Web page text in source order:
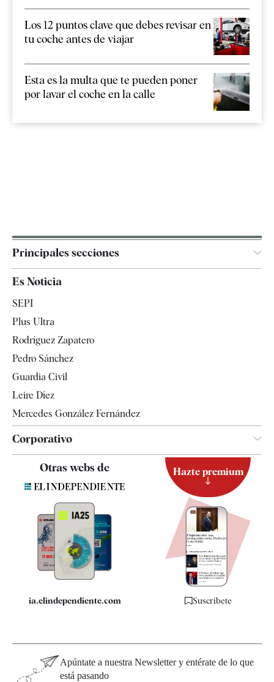
Los 12 puntos clave que debes revisar en
tu coche antes de viajar
Esta es la multa que te pueden poner
por lavar el coche en la calle
Principales secciones
Televisión
Es Noticia
SEPI
Plus Ultra
Rodríguez Zapatero
Pedro Sánchez
Guardia Civil
Leire Díez
Mercedes González Fernández
Corporativo
Quiénes somos
Especificaciones
Otras webs de
ia.elindependiente.com
Hazte premium
Suscríbete
Apúntate a nuestra Newsletter y entérate de lo que
está pasando